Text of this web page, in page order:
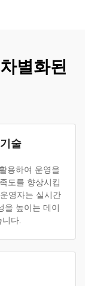
별화된
술
용하여 운영을
도를 향상시킵
영자는 실시간
을 높이는 데이
다.